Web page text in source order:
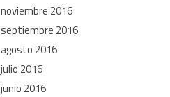
noviembre 2016
septiembre 2016
agosto 2016
julio 2016
junio 2016